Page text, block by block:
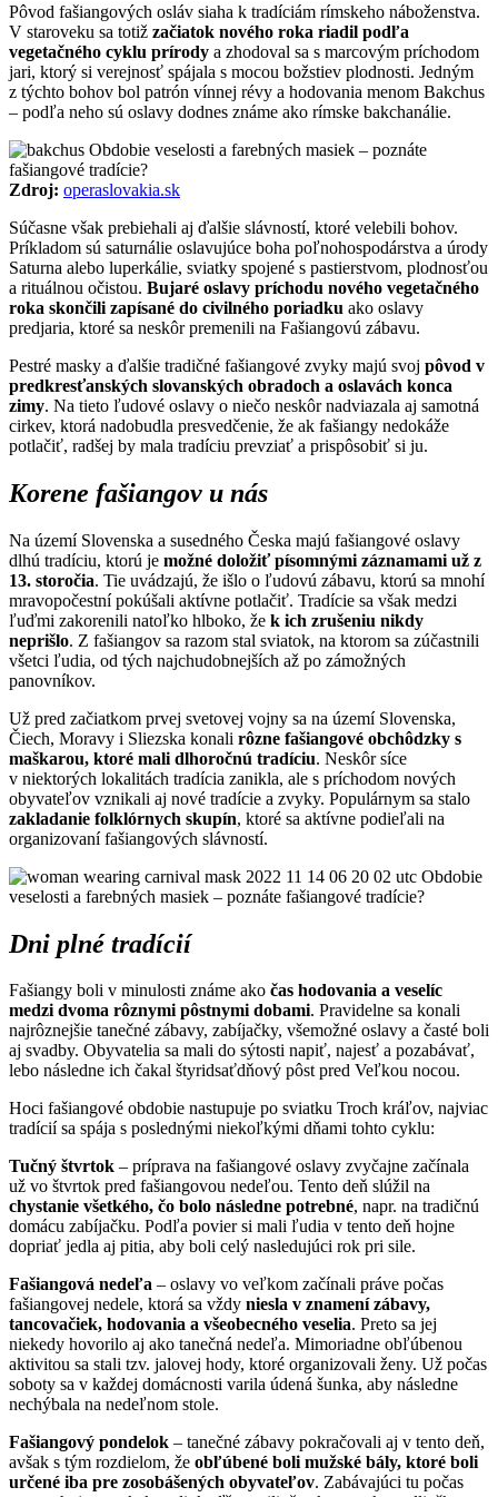
Pôvod fašiangových osláv siaha k tradíciám rímskeho náboženstva.
V staroveku sa totiž začiatok nového roka riadil podľa
vegetačného cyklu prírody a zhodoval sa s marcovým príchodom
jari, ktorý si verejnosť spájala s mocou božstiev plodnosti. Jedným
z týchto bohov bol patrón vínnej révy a hodovania menom Bakchus
– podľa neho sú oslavy dodnes známe ako rímske bakchanálie.
Zdroj: operaslovakia.sk
Súčasne však prebiehali aj ďalšie slávností, ktoré velebili bohov.
Príkladom sú saturnálie oslavujúce boha poľnohospodárstva a úrody
Saturna alebo luperkálie, sviatky spojené s pastierstvom, plodnosťou
a rituálnou očistou. Bujaré oslavy príchodu nového vegetačného
roka skončili zapísané do civilného poriadku ako oslavy
predjaria, ktoré sa neskôr premenili na Fašiangovú zábavu.
Pestré masky a ďalšie tradičné fašiangové zvyky majú svoj pôvod v
predkresťanských slovanských obradoch a oslavách konca
zimy. Na tieto ľudové oslavy o niečo neskôr nadviazala aj samotná
cirkev, ktorá nadobudla presvedčenie, že ak fašiangy nedokáže
potlačiť, radšej by mala tradíciu prevziať a prispôsobiť si ju.
Korene fašiangov u nás
Na území Slovenska a susedného Česka majú fašiangové oslavy
dlhú tradíciu, ktorú je možné doložiť písomnými záznamami už z
13. storočia. Tie uvádzajú, že išlo o ľudovú zábavu, ktorú sa mnohí
mravopočestní pokúšali aktívne potlačiť. Tradície sa však medzi
ľuďmi zakorenili natoľko hlboko, že k ich zrušeniu nikdy
neprišlo. Z fašiangov sa razom stal sviatok, na ktorom sa zúčastnili
všetci ľudia, od tých najchudobnejších až po zámožných
panovníkov.
Už pred začiatkom prvej svetovej vojny sa na území Slovenska,
Čiech, Moravy i Sliezska konali rôzne fašiangové obchôdzky s
maškarou, ktoré mali dlhoročnú tradíciu. Neskôr síce
v niektorých lokalitách tradícia zanikla, ale s príchodom nových
obyvateľov vznikali aj nové tradície a zvyky. Populárnym sa stalo
zakladanie folklórnych skupín, ktoré sa aktívne podieľali na
organizovaní fašiangových slávností.
Dni plné tradícií
Fašiangy boli v minulosti známe ako čas hodovania a veselíc
medzi dvoma rôznymi pôstnymi dobami. Pravidelne sa konali
najrôznejšie tanečné zábavy, zabíjačky, všemožné oslavy a časté boli
aj svadby. Obyvatelia sa mali do sýtosti napiť, najesť a pozabávať,
lebo následne ich čakal štyridsaťdňový pôst pred Veľkou nocou.
Hoci fašiangové obdobie nastupuje po sviatku Troch kráľov, najviac
tradícií sa spája s poslednými niekoľkými dňami tohto cyklu:
Tučný štvrtok – príprava na fašiangové oslavy zvyčajne začínala
už vo štvrtok pred fašiangovou nedeľou. Tento deň slúžil na
chystanie všetkého, čo bolo následne potrebné, napr. na tradičnú
domácu zabíjačku. Podľa povier si mali ľudia v tento deň hojne
dopriať jedla aj pitia, aby boli celý nasledujúci rok pri sile.
Fašiangová nedeľa – oslavy vo veľkom začínali práve počas
fašiangovej nedele, ktorá sa vždy niesla v znamení zábavy,
tancovačiek, hodovania a všeobecného veselia. Preto sa jej
niekedy hovorilo aj ako tanečná nedeľa. Mimoriadne obľúbenou
aktivitou sa stali tzv. jalovej hody, ktoré organizovali ženy. Už počas
soboty sa v každej domácnosti varila údená šunka, aby následne
nechýbala na nedeľnom stole.
Fašiangový pondelok – tanečné zábavy pokračovali aj v tento deň,
avšak s tým rozdielom, že obľúbené boli mužské bály, ktoré boli
určené iba pre zosobášených obyvateľov. Zabávajúci tu počas